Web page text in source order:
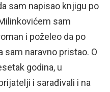
sam napisao knjigu po
sam
i poželeo da po
naravno pristao. O
godina, u
i sarađivali i na